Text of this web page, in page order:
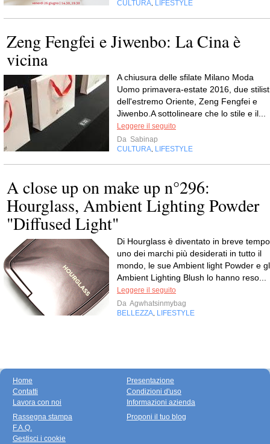
CULTURA, LIFESTYLE
Zeng Fengfei e Jiwenbo: La Cina è
vicina
A chiusura delle sfilate Milano Moda
Uomo primavera-estate 2016, due
dell'estremo Oriente, Zeng Fengfei e
Jiwenbo.A sottolineare che lo stile e il...
Leggere il seguito
Da Sabinap
CULTURA, LIFESTYLE
A close up on make up n°296:
Hourglass, Ambient Lighting Powder
"Diffused Light"
Di Hourglass è diventato in breve tempo
uno dei marchi più desiderati in tutto il
mondo, le sue Ambient light Powder e
Ambient Lighting Blush lo hanno reso...
Leggere il seguito
Da Agwhatsinmybag
BELLEZZA, LIFESTYLE
Home
Contatti
Lavora con noi
Presentazione
Condizioni d'uso
Informazioni azienda
Rassegna stampa
F.A.Q.
Gestisci i cookie
Proponi il tuo blog